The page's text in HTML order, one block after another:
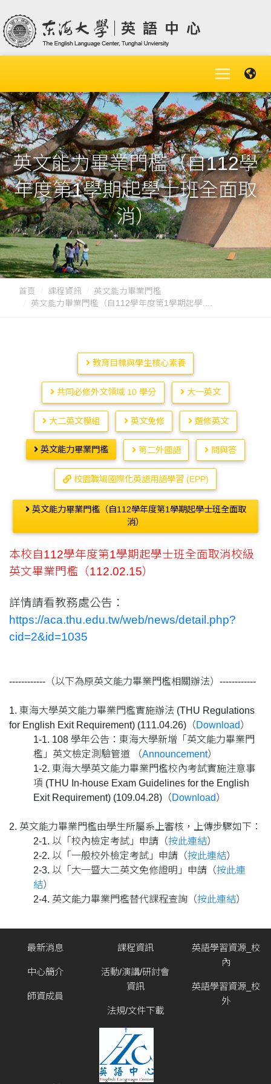
英文能力畢業門檻（自112學
年度第1學期起學士班全面取
消）
首頁 課程資訊
英文能力畢業門檻
英文能力畢業門檻（自112學年度第1學期起學....
教育目標與學生核心素養
共同必修外文領域 10 學分 大一英文
大二英文模組 英文免修 選修英文
英文能力畢業門檻 第二外國語 問與答
校園職場國際化英語用語學習 (EPP)
英文能力畢業門檻（自112學年度第1學期起學士班全面取
消）
本校自112學年度第1學期起學士班全面取消校級
英文畢業門檻（112.02.15）
詳情請看教務處公告：
https://aca.thu.edu.tw/web/news/detail.php?
cid=2&id=1035
------------（以下為原英文能力畢業門檻相關辦法）------------
1. 東海大學英文能力畢業門檻實施辦法 (THU Regulations
for English Exit Requirement) (111.04.26)（ Download ）
1-1. 108 學年公告：東海大學新增「英文能力畢業門
檻」英文檢定測驗管道 （Announcement）
1-2. 東海大學英文能力畢業門檻校內考試實施注意事
項 (THU In-house Exam Guidelines for the English
Exit Requirement) (109.04.28)（ Download ）
2. 英文能力畢業門檻由學生所屬系上審核，上傳步驟如下：
2-1. 以「校內檢定考試」申請（按此連結）
2-2. 以「一般校外檢定考試」申請（按此連結）
2-3. 以「大一暨大二英文免修證明」申請（按此連
結）
2-4. 英文能力畢業門檻替代課程查詢（按此連結）
最新消息
中心簡介
師資成員
課程資訊
活動/演講/研討會
資訊
法規/文件下載
英語學習資源_校
內
英語學習資源_校
外